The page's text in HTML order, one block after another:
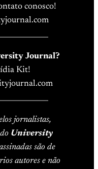
conosco!
Journal?
Kit!
jornalistas,
University
são de
autores e não